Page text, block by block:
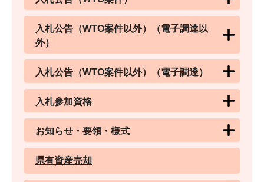
入札公告（WTO案件以外）（電子調達以
外）
入札公告（WTO案件以外）（電子調達）
入札参加資格
お知らせ・要領・様式
県有資産売却